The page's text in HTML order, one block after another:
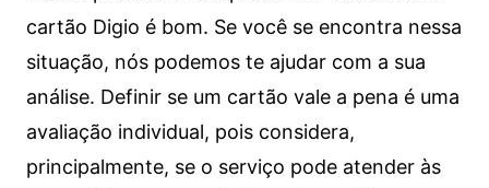
cartão Digio é bom. Se você se encontra nessa
situação, nós podemos te ajudar com a sua
análise. Definir se um cartão vale a pena é uma
avaliação individual, pois considera,
principalmente, se o serviço pode atender às